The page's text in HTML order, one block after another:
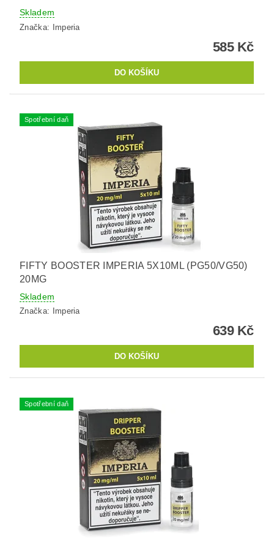
Skladem
Značka: Imperia
585 Kč
Spotřební daň
FIFTY BOOSTER IMPERIA 5X10ML (PG50/VG50)
20MG
Skladem
Značka: Imperia
639 Kč
Spotřební daň